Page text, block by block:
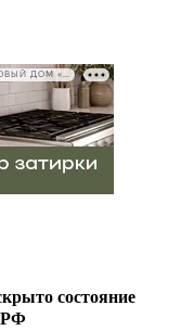
РЕКЛАМА • ООО СТРОИТЕЛЬНЫЙ ТОРГОВЫЙ ДОМ «ПЕТРОВИЧ», ИНН 7802348846
состояние
РФ